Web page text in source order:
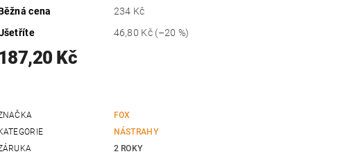
cena
234 Kč
46,80 Kč (–20 %)
187,20 Kč
FOX
NÁSTRAHY
2 ROKY